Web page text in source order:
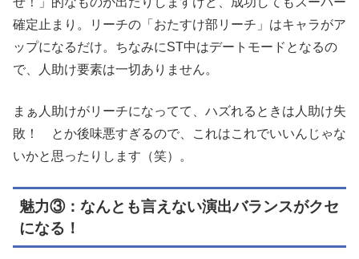
確定止まり。リーチの「おたすけ部リーチ」はキャラがア
ップになるだけ。ちなみにST中はデートモードとなるの
で、人助け要素は一切ありません。
まぁ人助けがリーチになってて、ハズれるときは人助け失
敗！ とか後味悪すぎるので、これはこれでいいんじゃな
いかと思ったりします（笑）。
魅力③：なんとも言えない演出バランスがクセ
になる！